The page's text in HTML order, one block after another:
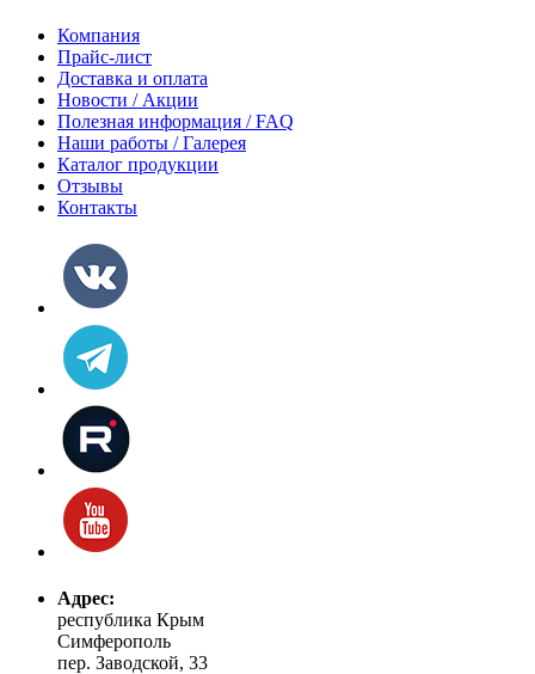
Компания
Прайс-лист
Доставка и оплата
Новости / Акции
Полезная информация / FAQ
Наши работы / Галерея
Каталог продукции
Отзывы
Контакты
Адрес:
республика Крым
Симферополь
пер. Заводской, 33